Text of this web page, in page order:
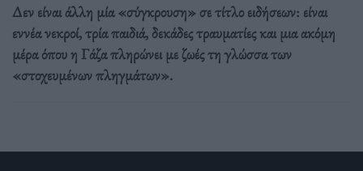
Δεν είναι άλλη μία «σύγκρουση» σε τίτλο ειδήσεων: είναι
εννέα νεκροί, τρία παιδιά, δεκάδες τραυματίες και μια ακόμη
μέρα όπου η Γάζα πληρώνει με ζωές τη γλώσσα των
«στοχευμένων πληγμάτων».